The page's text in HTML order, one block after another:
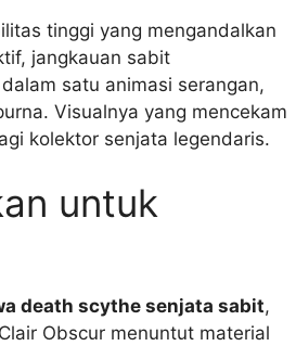
tinggi yang mengandalkan
jangkauan sabit
satu animasi serangan,
Visualnya yang mencekam
kolektor senjata legendaris.
untuk
death scythe senjata sabit,
Obscur menuntut material